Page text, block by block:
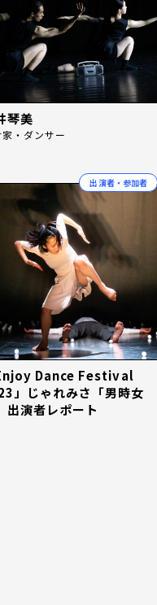
琴美
・ダンサー
出演者・参加者
Dance Festival
」じゃれみさ「男時女
出演者レポート